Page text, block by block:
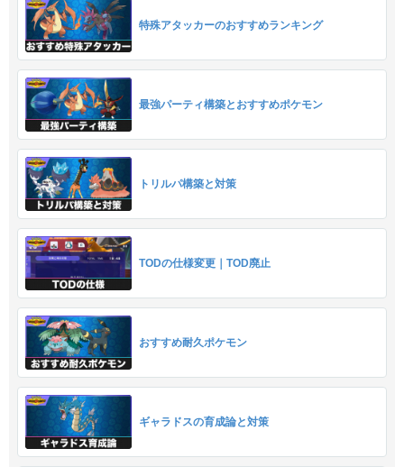
特殊アタッカーのおすすめランキング
最強パーティ構築とおすすめポケモン
トリルパ構築と対策
TODの仕様変更｜TOD廃止
おすすめ耐久ポケモン
ギャラドスの育成論と対策